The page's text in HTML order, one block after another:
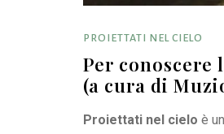
PROIETTATI NEL CIELO
Per conoscere
(a cura di
Proiettati nel cielo è